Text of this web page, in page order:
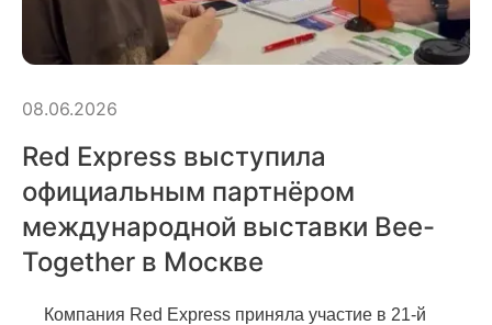
08.06.2026
Red Express выступила
официальным партнёром
международной выставки Bee-
Together в Москве
Компания Red Express приняла участие в 21-й